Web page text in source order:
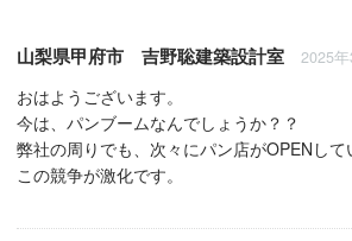
山梨県甲府市 吉野聡建築設計室 2025
おはようございます。
今は、パンブームなんでしょうか？？
弊社の周りでも、次々にパン店がOPENして
この競争が激化です。